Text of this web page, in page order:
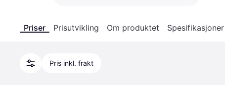
Priser Prisutvikling Om produktet Spesifikasjoner
Pris inkl. frakt